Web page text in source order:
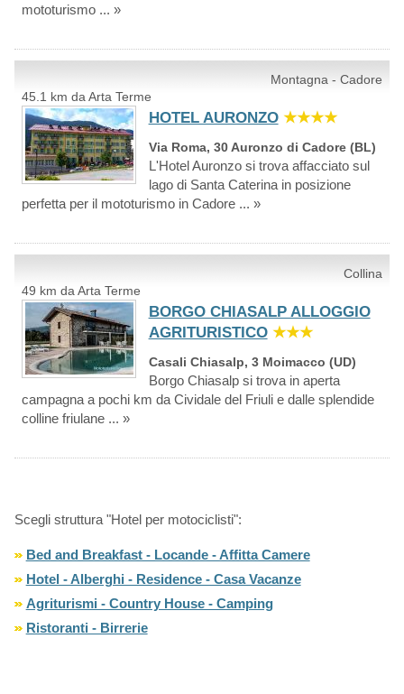
mototurismo ... »
Montagna - Cadore
45.1 km da Arta Terme
HOTEL AURONZO ★★★★
Via Roma, 30 Auronzo di Cadore (BL)
L'Hotel Auronzo si trova affacciato sul
lago di Santa Caterina in posizione
perfetta per il mototurismo in Cadore ... »
Collina
49 km da Arta Terme
BORGO CHIASALP ALLOGGIO
AGRITURISTICO ★★★
Casali Chiasalp, 3 Moimacco (UD)
Borgo Chiasalp si trova in aperta
campagna a pochi km da Cividale del Friuli e dalle splendide
colline friulane ... »
Scegli struttura "Hotel per motociclisti":
Bed and Breakfast - Locande - Affitta Camere
Hotel - Alberghi - Residence - Casa Vacanze
Agriturismi - Country House - Camping
Ristoranti - Birrerie